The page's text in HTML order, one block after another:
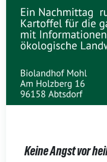
Keine Angst vor